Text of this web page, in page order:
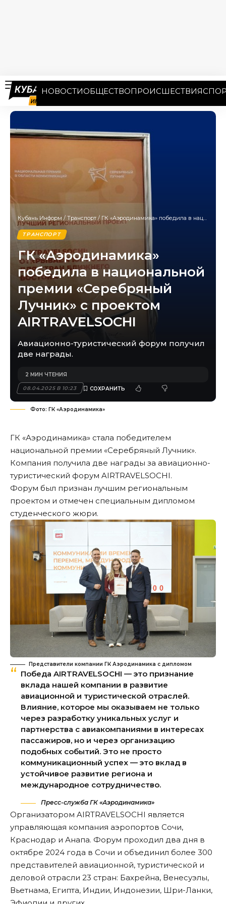
НОВОСТИОБЩЕСТВОПРОИСШЕСТВИЯ
Кубань Информ / Транспорт / ГК «Аэродинамика» победила в национальной премии «Серебряный Лучник» с проектом AIRTRAVELSOCHI
ТРАНСПОРТ
ГК «Аэродинамика»
победила в национальной
премии «Серебряный
Лучник» с проектом
AIRTRAVELSOCHI
Авиационно-туристический форум получил
две награды.
08.04.2025 В 10:23
2 МИН ЧТЕНИЯ
Фото: ГК «Аэродинамика»
ГК «Аэродинамика» стала победителем
национальной премии «Серебряный Лучник».
Компания получила две награды за авиационно-
туристический форум AIRTRAVELSOCHI.
Форум был признан лучшим региональным
проектом и отмечен специальным дипломом
студенческого жюри.
Представители компании ГК Аэродинамика с дипломом
Победа AIRTRAVELSOCHI — это признание
вклада нашей компании в развитие
авиационной и туристической отраслей.
Влияние, которое мы оказываем не только
через разработку уникальных услуг и
партнерства с авиакомпаниями в интересах
пассажиров, но и через организацию
подобных событий. Это не просто
коммуникационный успех — это вклад в
устойчивое развитие региона и
международное сотрудничество.
Пресс-служба ГК «Аэродинамика»
Организатором AIRTRAVELSOCHI является
управляющая компания аэропортов Сочи,
Краснодар и Анапа. Форум проходил два дня в
октябре 2024 года в Сочи и объединил более 300
представителей авиационной, туристической и
деловой отрасли 23 стран: Бахрейна, Венесуэлы,
Вьетнама, Египта, Индии, Индонезии, Шри-Ланки,